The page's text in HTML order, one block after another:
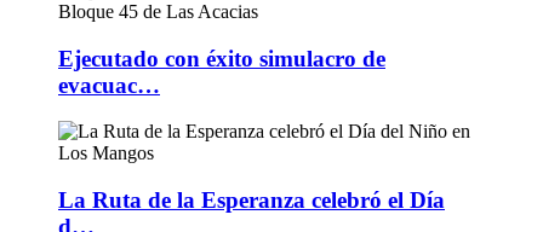
Ejecutado con éxito simulacro de
evacuac…
La Ruta de la Esperanza celebró el Día
d…